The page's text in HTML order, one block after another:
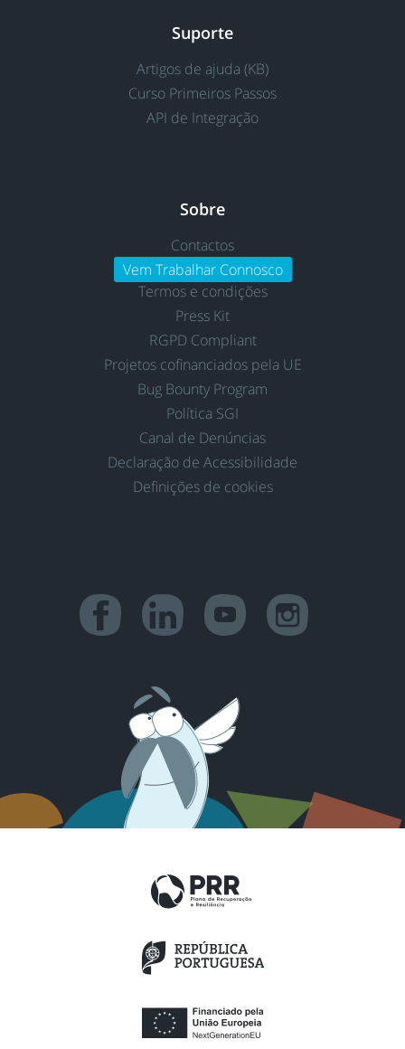
Suporte
Artigos de ajuda (KB)
Curso Primeiros Passos
API de Integração
Sobre
Contactos
Vem Trabalhar Connosco
Termos e condições
Press Kit
RGPD Compliant
Projetos cofinanciados pela UE
Bug Bounty Program
Política SGI
Canal de Denúncias
Declaração de Acessibilidade
Definições de cookies